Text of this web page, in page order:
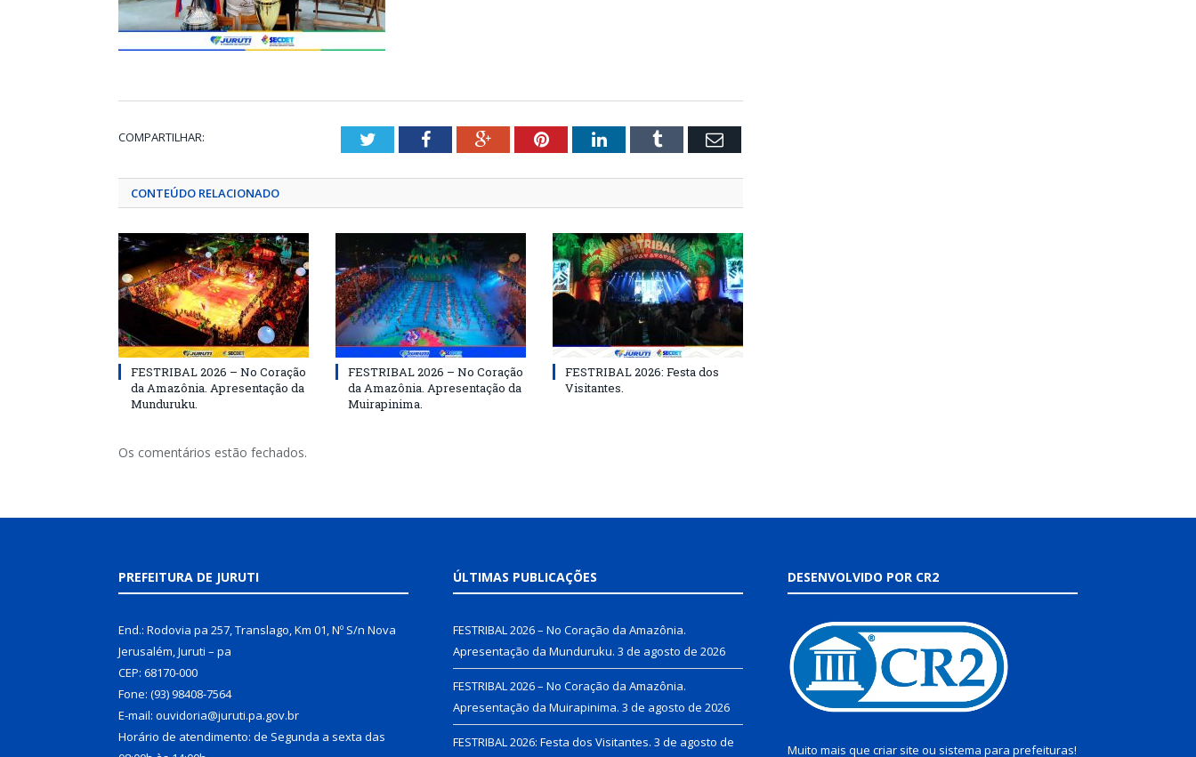
COMPARTILHAR: TwitterFacebookGoogle+PinterestLinkedInTumblr Email
CONTEÚDO RELACIONADO
FESTRIBAL 2026 – No Coração
da Amazônia. Apresentação da
Munduruku.
FESTRIBAL 2026 – No Coração
da Amazônia. Apresentação da
Muirapinima.
FESTRIBAL 2026: Festa dos
Visitantes.
Os comentários estão fechados.
PREFEITURA DE JURUTI
End.: Rodovia pa 257, Translago, Km 01, Nº S/n Nova
Jerusalém, Juruti – pa
CEP: 68170-000
Fone: (93) 98408-7564
E-mail: ouvidoria@juruti.pa.gov.br
Horário de atendimento: de Segunda a sexta das
ÚLTIMAS PUBLICAÇÕES
FESTRIBAL 2026 – No Coração da Amazônia.
Apresentação da Munduruku. 3 de agosto de 2026
FESTRIBAL 2026 – No Coração da Amazônia.
Apresentação da Muirapinima. 3 de agosto de 2026
FESTRIBAL 2026: Festa dos Visitantes. 3 de agosto de
DESENVOLVIDO POR CR2
Muito mais que criar site ou sistema para prefeituras!